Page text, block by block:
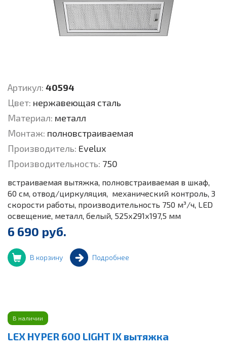
Артикул: 40594
Цвет: нержавеющая сталь
Материал: металл
Монтаж: полновстраиваемая
Производитель: Evelux
Производительность: 750
встраиваемая вытяжка, полновстраиваемая в шкаф,
60 см, отвод/циркуляция, механический контроль, 3
скорости работы, производительность 750 м³/ч, LED
освещение, металл, белый, 525х291х197,5 мм
6 690 руб.
В корзину Подробнее
В наличии
LEX HYPER 600 LIGHT IX вытяжка